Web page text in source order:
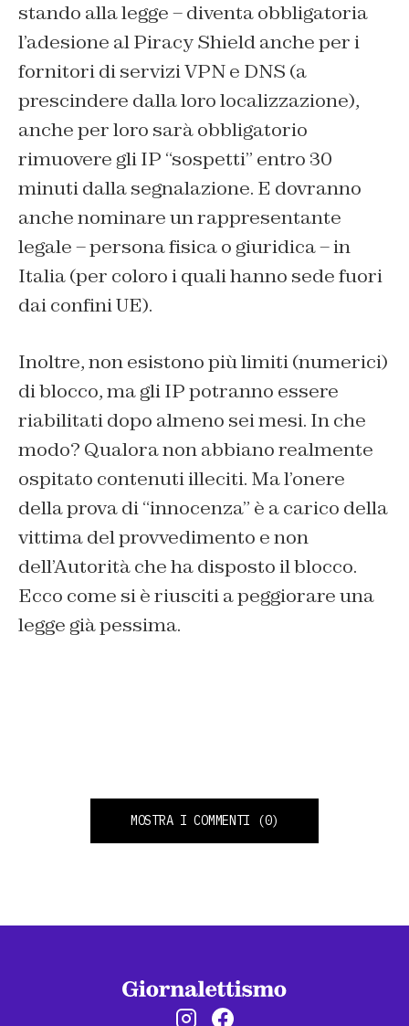
stando alla legge – diventa obbligatoria
l’adesione al Piracy Shield anche per i
fornitori di servizi VPN e DNS (a
prescindere dalla loro localizzazione),
anche per loro sarà obbligatorio
rimuovere gli IP “sospetti” entro 30
minuti dalla segnalazione. E dovranno
anche nominare un rappresentante
legale – persona fisica o giuridica – in
Italia (per coloro i quali hanno sede fuori
dai confini UE).
Inoltre, non esistono più limiti (numerici)
di blocco, ma gli IP potranno essere
riabilitati dopo almeno sei mesi. In che
modo? Qualora non abbiano realmente
ospitato contenuti illeciti. Ma l’onere
della prova di “innocenza” è a carico della
vittima del provvedimento e non
dell’Autorità che ha disposto il blocco.
Ecco come si è riusciti a peggiorare una
legge già pessima.
MOSTRA I COMMENTI (0)